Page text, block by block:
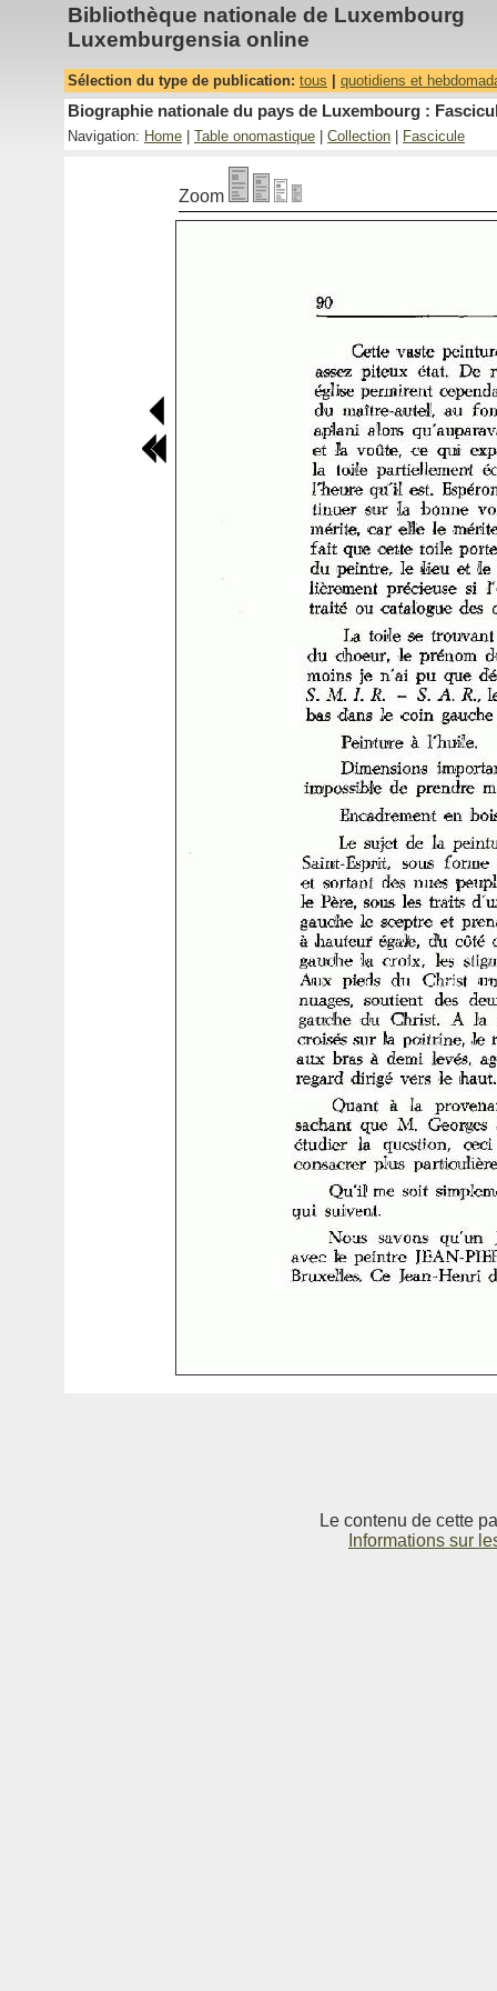
Bibliothèque nationale de Luxembourg
Luxemburgensia online
Sélection du type de publication: tous quotidiens et
Biographie nationale du pays de Luxembourg :
Navigation: Home Table onomastique Collection Fascicule
Zoom
Le contenu de cette
Informations sur